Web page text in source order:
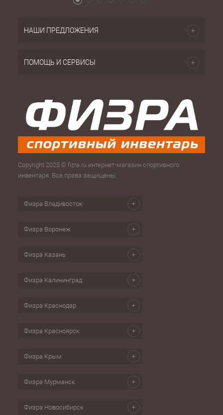
НАШИ ПРЕДЛОЖЕНИЯ
ПОМОЩЬ И СЕРВИСЫ
Copyright 2025 © fizra.ru интернет-магазин спортивного
инвентаря. Все права защищены.
Физра Владивосток
Физра Воронеж
Физра Казань
Физра Калининград
Физра Краснодар
Физра Красноярск
Физра Крым
Физра Мурманск
Физра Новосибирск